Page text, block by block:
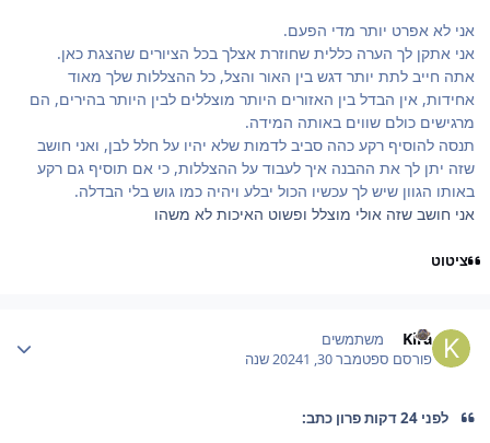
אני לא אפרט יותר מדי הפעם.
אני אתקן לך הערה כללית שחוזרת אצלך בכל הציורים שהצגת כאן.
אתה חייב לתת יותר דגש בין האור והצל, כל ההצללות שלך מאוד
אחידות, אין הבדל בין האזורים היותר מוצללים לבין היותר בהירים, הם
מרגישים כולם שווים באותה המידה.
תנסה להוסיף רקע כהה סביב לדמות שלא יהיו על חלל לבן, ואני חושב
שזה יתן לך את ההבנה איך לעבוד על ההצללות, כי אם תוסיף גם רקע
באותו הגוון שיש לך עכשיו הכול יבלע ויהיה כמו גוש בלי הבדלה.
אני חושב שזה אולי מוצלל ופשוט האיכות לא משהו
ציטוט
Kira משתמשים
פורסם ספטמבר 30, 2024 1 שנה
לפני 24 דקות פרון כתב: